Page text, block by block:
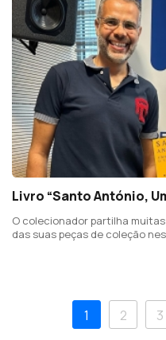
Livro “Santo António,
O colecionador partilha
das suas peças de coleção
1 2 3